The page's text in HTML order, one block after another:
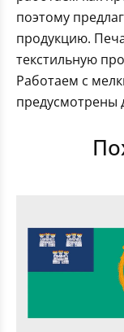
поэтому
продукцию.
текстильную
Работаем с
предусмотрены